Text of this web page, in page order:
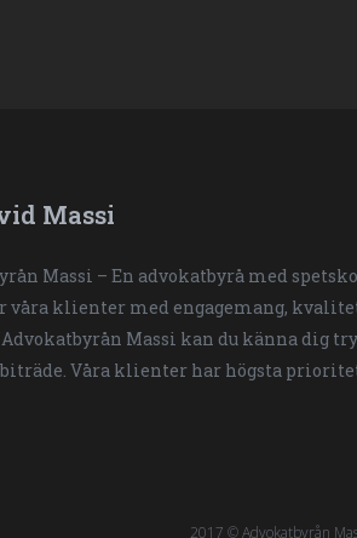
Massi
Massi – En advokatbyrå med
våra klienter med engagemang,
Massi kan du känna dig
Våra klienter har högsta
2017 © Advokatbyrån